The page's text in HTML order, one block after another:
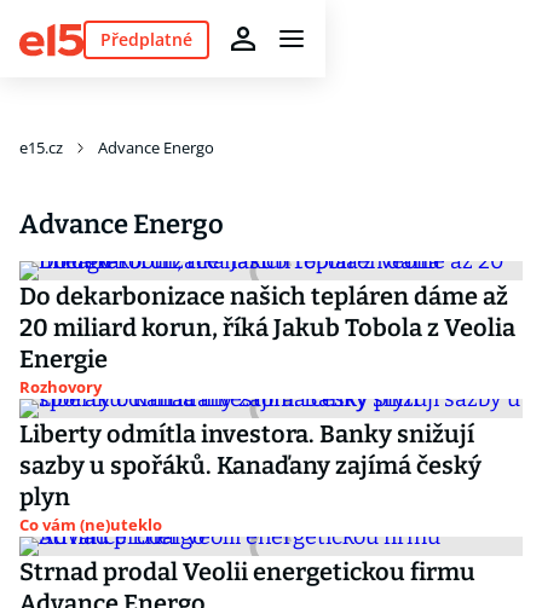
Předplatné
e15.cz Advance Energo
Advance Energo
Do dekarbonizace našich tepláren dáme až
20 miliard korun, říká Jakub Tobola z Veolia
Energie
Rozhovory
Liberty odmítla investora. Banky snižují
sazby u spořáků. Kanaďany zajímá český
plyn
Co vám (ne)uteklo
Strnad prodal Veolii energetickou firmu